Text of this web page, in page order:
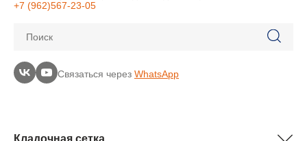
+7 (962)567-23-05
Поиск
Связаться через WhatsApp
Кладочная сетка